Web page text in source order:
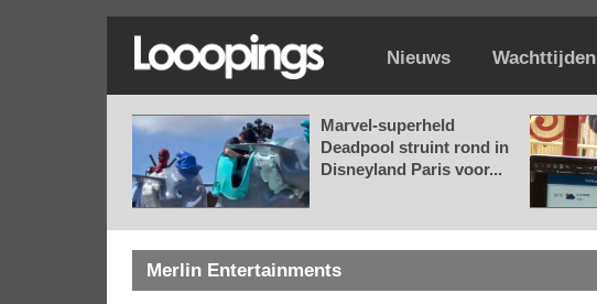
Nieuws Wachttijden
Marvel-superheld
Deadpool struint rond in
Disneyland Paris voor...
Merlin Entertainments